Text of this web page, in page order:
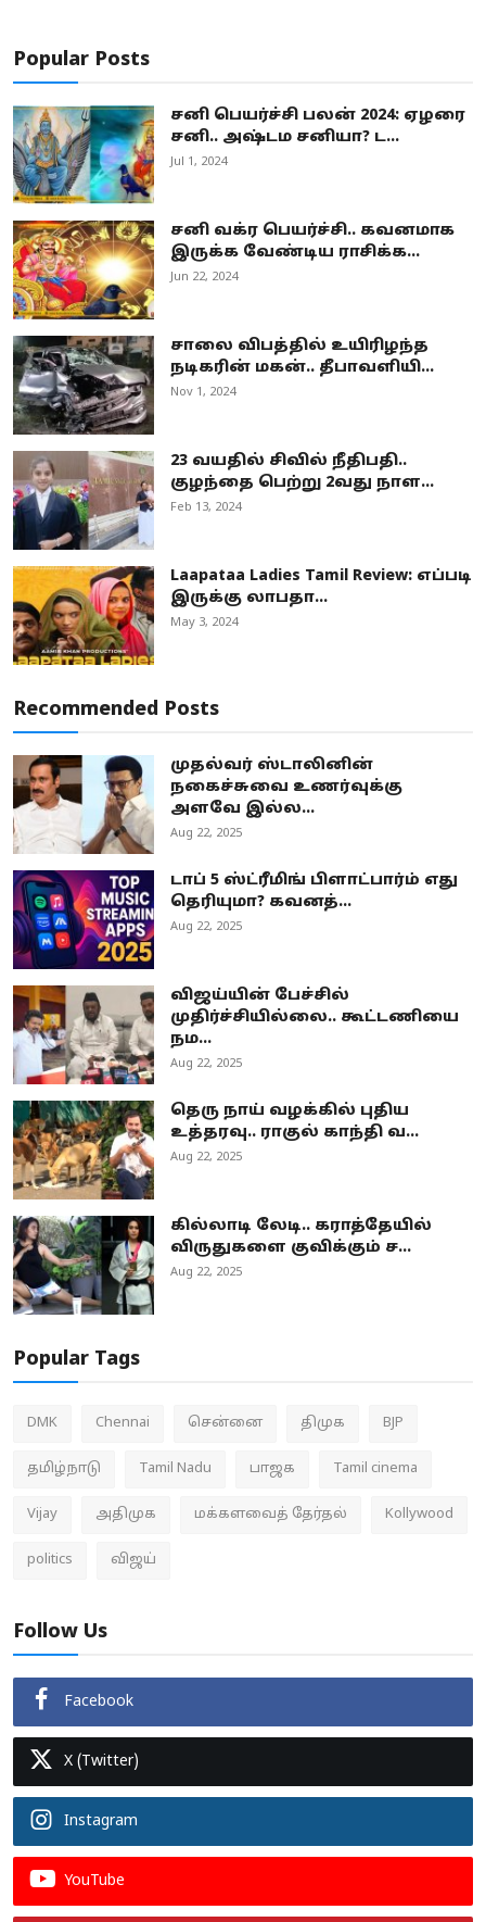
Popular Posts
சனி பெயர்ச்சி பலன் 2024: ஏழரை
சனி.. அஷ்டம சனியா? ட...
Jul 1, 2024
சனி வக்ர பெயர்ச்சி.. கவனமாக
இருக்க வேண்டிய ராசிக்க...
Jun 22, 2024
சாலை விபத்தில் உயிரிழந்த
நடிகரின் மகன்.. தீபாவளியி...
Nov 1, 2024
23 வயதில் சிவில் நீதிபதி..
குழந்தை பெற்று 2வது நாள...
Feb 13, 2024
Laapataa Ladies Tamil Review: எப்படி
இருக்கு லாபதா...
May 3, 2024
Recommended Posts
முதல்வர் ஸ்டாலினின்
நகைச்சுவை உணர்வுக்கு
அளவே இல்ல...
Aug 22, 2025
டாப் 5 ஸ்ட்ரீமிங் பிளாட்பார்ம் எது
தெரியுமா? கவனத்...
Aug 22, 2025
விஜய்யின் பேச்சில்
முதிர்ச்சியில்லை.. கூட்டணியை
நம...
Aug 22, 2025
தெரு நாய் வழக்கில் புதிய
உத்தரவு.. ராகுல் காந்தி வ...
Aug 22, 2025
கில்லாடி லேடி.. கராத்தேயில்
விருதுகளை குவிக்கும் ச...
Aug 22, 2025
Popular Tags
DMK Chennai சென்னை திமுக BJP
தமிழ்நாடு Tamil Nadu பாஜக Tamil cinema
Vijay அதிமுக மக்களவைத் தேர்தல் Kollywood
politics விஜய்
Follow Us
Facebook
X (Twitter)
Instagram
YouTube